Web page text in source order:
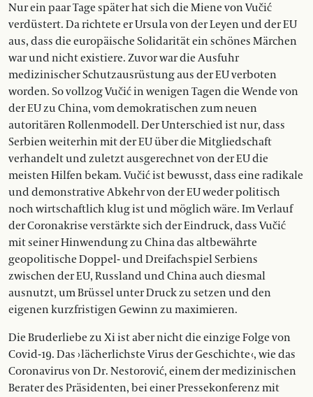
Nur ein paar Tage später hat sich die Miene von Vučić
verdüstert. Da richtete er Ursula von der Leyen und der EU
aus, dass die europäische Solidarität ein schönes Märchen
war und nicht existiere. Zuvor war die Ausfuhr
medizinischer Schutzausrüstung aus der EU verboten
worden. So vollzog Vučić in wenigen Tagen die Wende von
der EU zu China, vom demokratischen zum neuen
autoritären Rollenmodell. Der Unterschied ist nur, dass
Serbien weiterhin mit der EU über die Mitgliedschaft
verhandelt und zuletzt ausgerechnet von der EU die
meisten Hilfen bekam. Vučić ist bewusst, dass eine radikale
und demonstrative Abkehr von der EU weder politisch
noch wirtschaftlich klug ist und möglich wäre. Im Verlauf
der Coronakrise verstärkte sich der Eindruck, dass Vučić
mit seiner Hinwendung zu China das altbewährte
geopolitische Doppel- und Dreifachspiel Serbiens
zwischen der EU, Russland und China auch diesmal
ausnutzt, um Brüssel unter Druck zu setzen und den
eigenen kurzfristigen Gewinn zu maximieren.
Die Bruderliebe zu Xi ist aber nicht die einzige Folge von
Covid-19. Das › lächerlichste Virus der Geschichte ‹, wie das
Coronavirus von Dr. Nestorović, einem der medizinischen
Berater des Präsidenten, bei einer Pressekonferenz mit